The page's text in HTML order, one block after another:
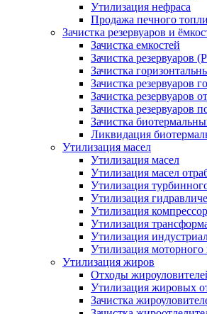
Утилизация нефраса
Продажа печного
Зачистка резервуаров и
Зачистка емкостей
Зачистка резервуаров
Зачистка
Зачистка резервуаров
Зачистка резервуаров
Зачистка резервуаров
Зачистка
Ликвидация
Утилизация масел
Утилизация масел
Утилизация масел
Утилизация
Утилизация
Утилизация
Утилизация
Утилизация
Утилизация моторного
Утилизация жиров
Отходы
Утилизация жировых
Зачистка